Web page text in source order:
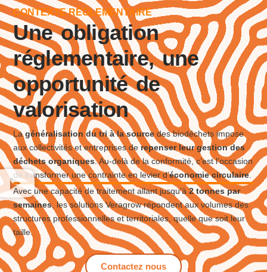
CONTEXTE RÉGLEMENTAIRE
Une obligation
réglementaire, une
opportunité de
valorisation
Lagénéralisation du tri à la source des biodéchets impose
aux collectivités et entreprises derepenser leur gestion des
déchets organiques. Au-delà de la conformité, c’est l’occasion
de transformer une contrainte en levier d’économie circulaire.
Avec une capacité de traitement allant jusqu’à2 tonnes par
semaines , les solutions Veragrow répondent aux volumes des
structures professionnelles et territoriales, quelle que soit leur
taille.
Contactez nous